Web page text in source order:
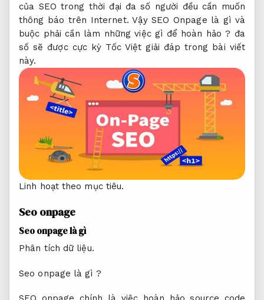
của SEO trong thời đại đa số người đều cần muốn
thông báo trên Internet. Vậy SEO Onpage là gì và
buộc phải cần làm những việc gì để hoàn hảo ? đa
số sẽ được cực kỳ Tốc Việt giải đáp trong bài viết
này.
Linh hoạt theo mục tiêu.
Seo onpage
Seo onpage là gì
Phân tích dữ liệu.
Seo onpage là gì ?